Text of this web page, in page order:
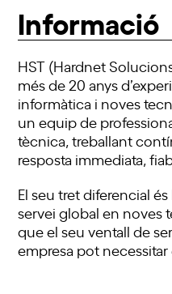
Informació
HST (Hardnet
més de 20 anys
informàtica i noves
un equip de
tècnica, treballant
resposta immediata,
El seu tret diferencial
servei global en noves
que el seu ventall de
empresa pot necessitar